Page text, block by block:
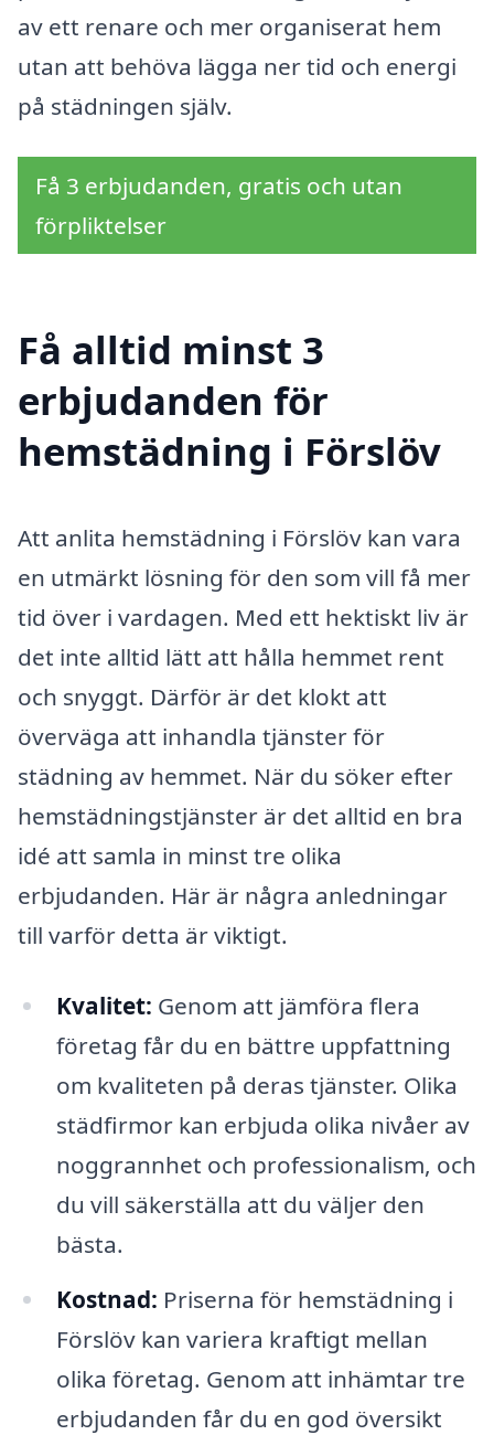
av ett renare och mer organiserat hem
utan att behöva lägga ner tid och energi
på städningen själv.
Få 3 erbjudanden, gratis och utan
förpliktelser
Få alltid minst 3
erbjudanden för
hemstädning i Förslöv
Att anlita hemstädning i Förslöv kan vara
en utmärkt lösning för den som vill få mer
tid över i vardagen. Med ett hektiskt liv är
det inte alltid lätt att hålla hemmet rent
och snyggt. Därför är det klokt att
överväga att inhandla tjänster för
städning av hemmet. När du söker efter
hemstädningstjänster är det alltid en bra
idé att samla in minst tre olika
erbjudanden. Här är några anledningar
till varför detta är viktigt.
Kvalitet: Genom att jämföra flera
företag får du en bättre uppfattning
om kvaliteten på deras tjänster. Olika
städfirmor kan erbjuda olika nivåer av
noggrannhet och professionalism, och
du vill säkerställa att du väljer den
bästa.
Kostnad: Priserna för hemstädning i
Förslöv kan variera kraftigt mellan
olika företag. Genom att inhämtar tre
erbjudanden får du en god översikt